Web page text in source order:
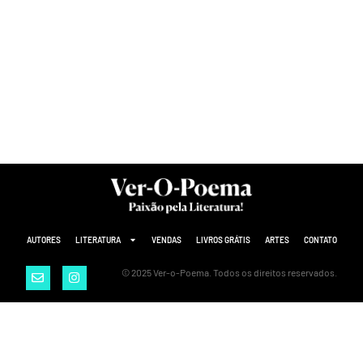
AUTORES LITERATURA VENDAS LIVROS GRÁTIS ARTES CONTATO
© 2025 Ver-o-Poema. Todos os direitos reservados.